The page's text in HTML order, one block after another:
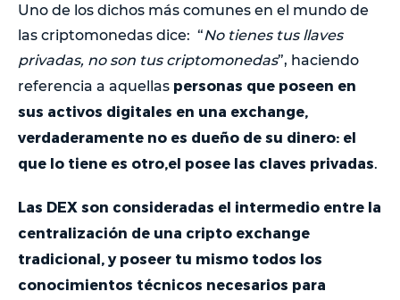
Uno de los dichos más comunes en el mundo de
las criptomonedas dice: “No tienes tus llaves
privadas, no son tus criptomonedas”, haciendo
referencia a aquellas personas que poseen en
sus activos digitales en una exchange,
verdaderamente no es dueño de su dinero: el
que lo tiene es otro,el posee las claves privadas.
Las DEX son consideradas el intermedio entre la
centralización de una cripto exchange
tradicional, y poseer tu mismo todos los
conocimientos técnicos necesarios para